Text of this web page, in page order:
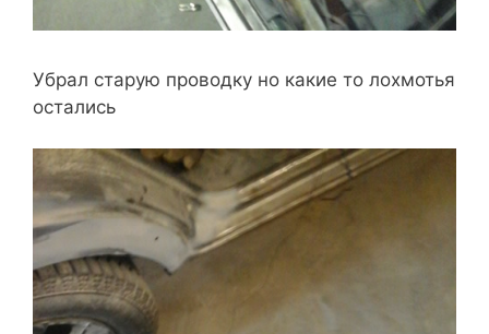
Убрал старую проводку но какие то лохмотья
остались